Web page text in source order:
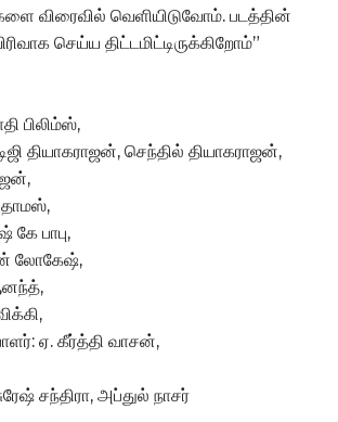
விரைவில் வெளியிடுவோம். படத்தின்
செய்ய திட்டமிட்டிருக்கிறோம்”
பிலிம்ஸ்,
தியாகராஜன், செந்தில் தியாகராஜன்,
தாமஸ்,
கே பாபு,
லோகேஷ்,
ஏ. கீர்த்தி வாசன்,
சந்திரா, அப்துல் நாசர்